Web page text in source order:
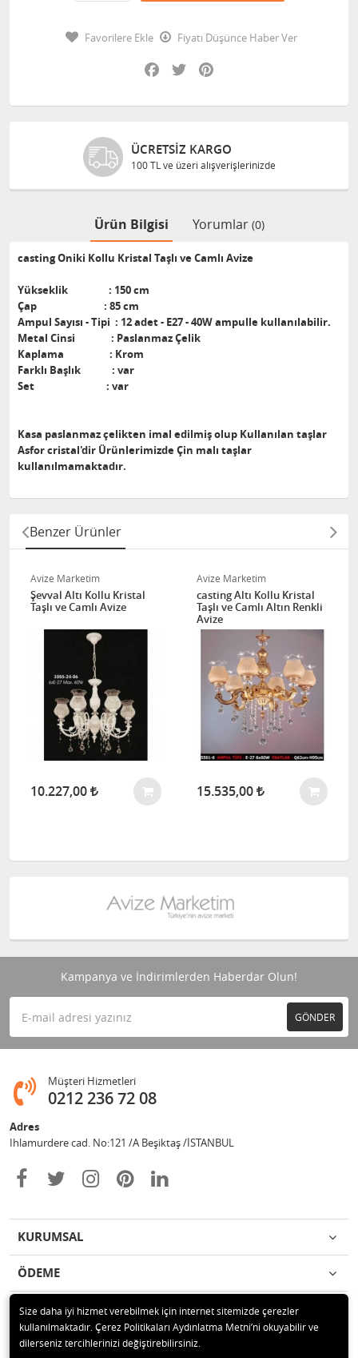
Favorilere Ekle
Fiyatı Düşünce Haber Ver
Facebook
Twitter
ÜCRETSIZ KARGO
100 TL ve üzeri alışverişlerinizde
Ürün Bilgisi Yorumlar (0)
casting Oniki Kollu Kristal Taşlı ve Camlı Avize
Yükseklik : 150 cm
Çap : 85 cm
Ampul Sayısı - Tipi : 12 adet - E27 - 40W ampulle kullanılabilir.
Metal Cinsi : Paslanmaz Çelik
Kaplama : Krom
Farklı Başlık : var
Set : var
Kasa paslanmaz çelikten imal edilmiş olup Kullanılan taşlar
Asfor cristal'dir Ürünlerimizde Çin malı taşlar
kullanılmamaktadır.
Benzer Ürünler
Avize Marketim
Şevval Altı Kollu Kristal
Taşlı ve Camlı Avize
10.227,00
Avize Marketim
casting Altı Kollu Kristal
Taşlı ve Camlı Altın Renkli
Avize
15.535,00
Kampanya ve İndirimlerden Haberdar Olun!
GÖNDER
Müşteri Hizmetleri
0212 236 72 08
Adres
Ihlamurdere cad. No:121 /A Beşiktaş /İSTANBUL
KURUMSAL
ÖDEME
İLETİŞİM
© 2020 Avize Marketim Tüm hakları saklıdır.
Size daha iyi hizmet verebilmek için internet sitemizde çerezler
kullanılmaktadır. Çerez Politikaları Aydınlatma Metni’ni okuyabilir ve
dilerseniz tercihlerinizi değiştirebilirsiniz.